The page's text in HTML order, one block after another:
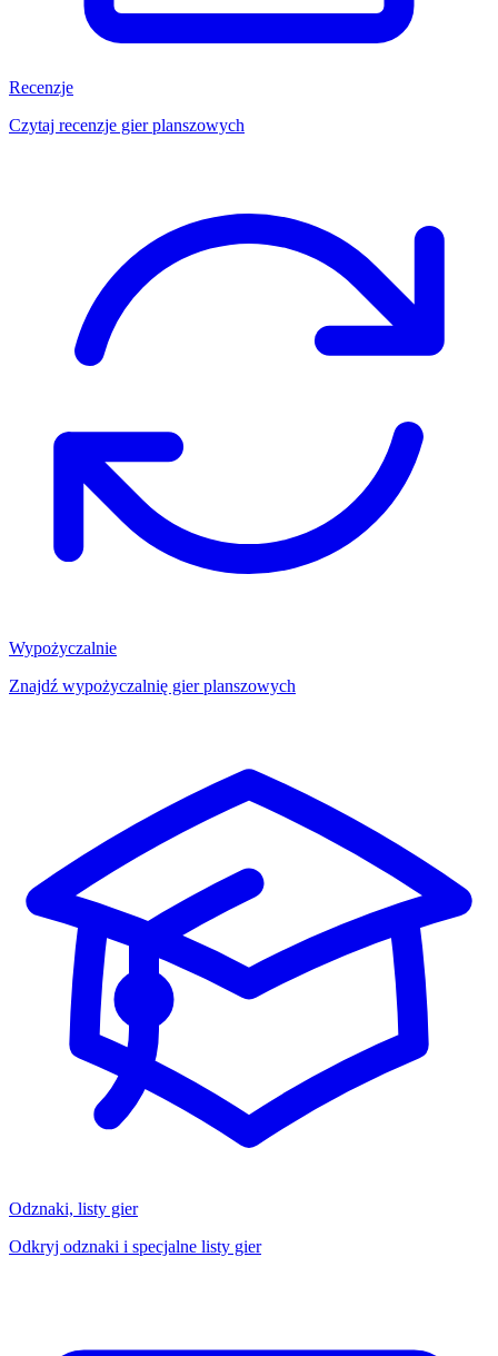
Recenzje
Czytaj recenzje gier planszowych
Wypożyczalnie
Znajdź wypożyczalnię gier planszowych
Odznaki, listy gier
Odkryj odznaki i specjalne listy gier